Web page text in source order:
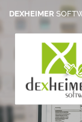
DEXHEIMER